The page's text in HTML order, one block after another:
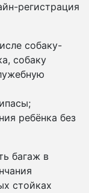
регистрация
собаку-
собаку
ребёнка без
багаж в
стойках